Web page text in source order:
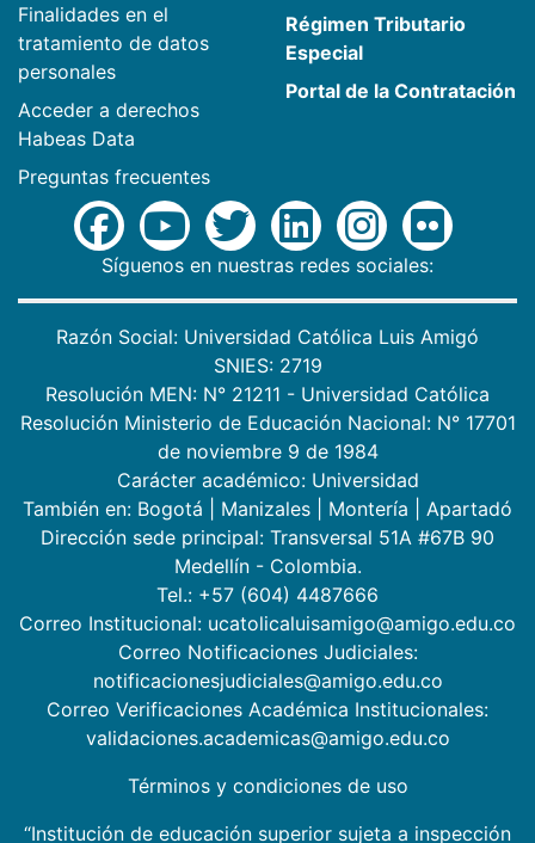
Finalidades en el
tratamiento de datos
personales
Acceder a derechos
Habeas Data
Preguntas frecuentes
Régimen Tributario
Especial
Portal de la Contratación
Síguenos en nuestras redes sociales:
Razón Social: Universidad Católica Luis Amigó
SNIES: 2719
Resolución MEN: N° 21211 - Universidad Católica
Resolución Ministerio de Educación Nacional: N° 17701
de noviembre 9 de 1984
Carácter académico: Universidad
También en: Bogotá Manizales Montería
Apartadó
Dirección sede principal: Transversal 51A #67B 90
Medellín - Colombia.
Tel.: +57 (604) 4487666
Correo Institucional: ucatolicaluisamigo@amigo.edu.co
Correo Notificaciones Judiciales:
notificacionesjudiciales@amigo.edu.co
Correo Verificaciones Académica Institucionales:
validaciones.academicas@amigo.edu.co
Términos y condiciones de uso
“Institución de educación superior sujeta a inspección